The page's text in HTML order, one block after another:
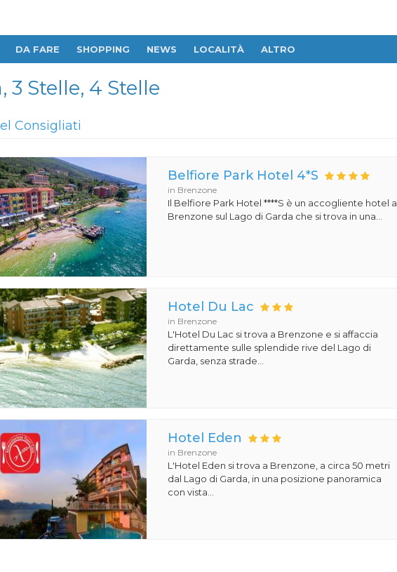
DA FARE SHOPPING NEWS LOCALITÀ ALTRO
3 Stelle, 4 Stelle
Consigliati
Belfiore Park Hotel 4*S
in Brenzone
Il Belfiore Park Hotel ****S è un accogliente hotel a
Brenzone sul Lago di Garda che si trova in una...
Hotel Du Lac
in Brenzone
L'Hotel Du Lac si trova a Brenzone e si affaccia
direttamente sulle splendide rive del Lago di
Garda, senza strade...
Hotel Eden
in Brenzone
L'Hotel Eden si trova a Brenzone, a circa 50 metri
dal Lago di Garda, in una posizione panoramica
con vista...